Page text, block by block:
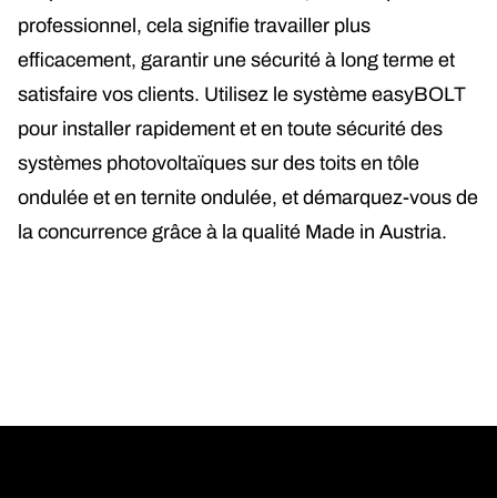
professionnel, cela signifie travailler plus
efficacement, garantir une sécurité à long terme et
satisfaire vos clients. Utilisez le système easyBOLT
pour installer rapidement et en toute sécurité des
systèmes photovoltaïques sur des toits en tôle
ondulée et en ternite ondulée, et démarquez-vous de
la concurrence grâce à la qualité Made in Austria.